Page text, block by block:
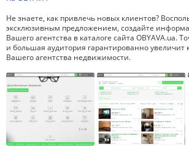
Не знаете, как привлечь новых клиентов?
эксклюзивным предложением, создайте
Вашего агентства в каталоге сайта OBYAVA.ua.
и большая аудитория гарантированно увеличит
Вашего агентства недвижимости.